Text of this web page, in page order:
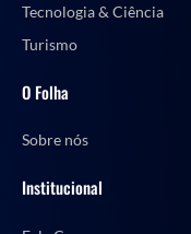
Tecnologia & Ciência
Turismo
O Folha
Sobre nós
Institucional